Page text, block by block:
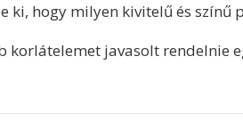
hogy milyen kivitelű és színű
javasolt rendelnie